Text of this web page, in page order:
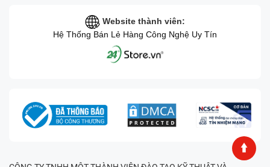
Website thành viên:
Hệ Thống Bán Lẻ Hàng Công Nghệ Uy Tín